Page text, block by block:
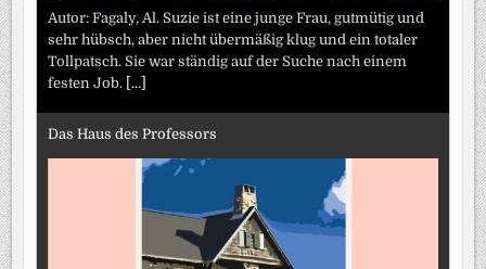
Autor: Fagaly, Al. Suzie ist eine junge Frau, gutmütig und
sehr hübsch, aber nicht übermäßig klug und ein totaler
Tollpatsch. Sie war ständig auf der Suche nach einem
festen Job. [...]
Das Haus des Professors